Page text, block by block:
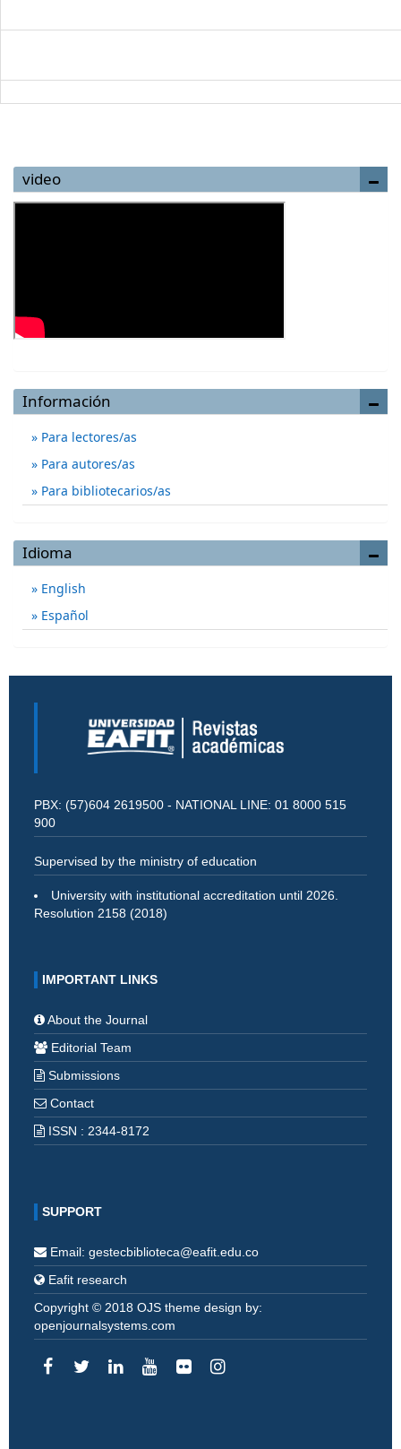
video
Información
Para lectores/as
Para autores/as
Para bibliotecarios/as
Idioma
English
Español
PBX: (57)604 2619500 - NATIONAL LINE: 01 8000 515
900
Supervised by the ministry of education
University with institutional accreditation until 2026.
Resolution 2158 (2018)
IMPORTANT LINKS
About the Journal
Editorial Team
Submissions
Contact
ISSN : 2344-8172
SUPPORT
Email: gestecbiblioteca@eafit.edu.co
Eafit research
Copyright © 2018 OJS theme design by:
openjournalsystems.com